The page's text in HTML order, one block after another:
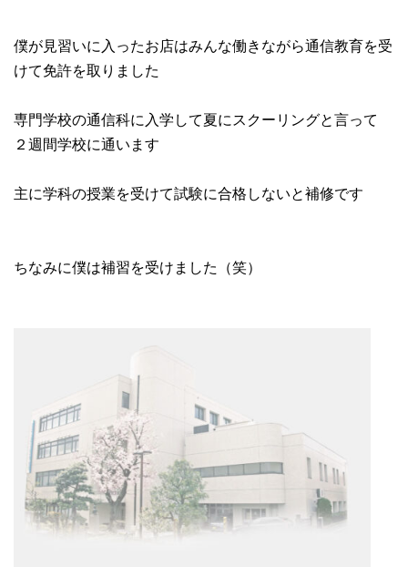
僕が見習いに入ったお店はみんな働きながら通信教育を受
けて免許を取りました
専門学校の通信科に入学して夏にスクーリングと言って
２週間学校に通います
主に学科の授業を受けて試験に合格しないと補修です
ちなみに僕は補習を受けました（笑）